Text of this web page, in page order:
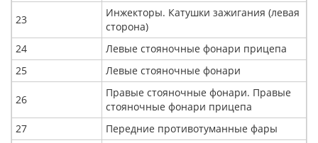
23
Инжекторы. Катушки зажигания (левая
сторона)
24
Левые стояночные фонари прицепа
25
Левые стояночные фонари
26
Правые стояночные фонари. Правые
стояночные фонари прицепа
27
Передние противотуманные фары